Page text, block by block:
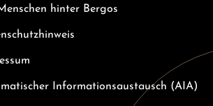
hinter Bergos
Informationsaustausch (AIA)